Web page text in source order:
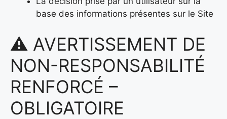
base des informations présentes sur le Site
⚠️ AVERTISSEMENT DE
NON-RESPONSABILITÉ
RENFORCÉ –
OBLIGATOIRE